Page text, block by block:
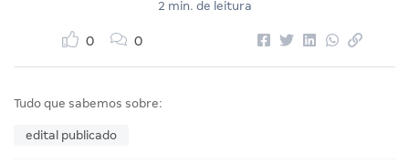
2 min. de leitura
0 0
Tudo que sabemos sobre:
edital publicado